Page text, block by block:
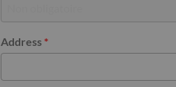
Address *